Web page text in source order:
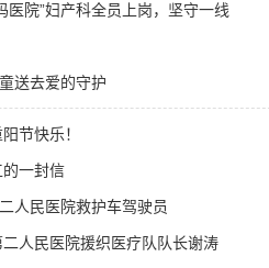
院”妇产科全员上岗，坚守一线
送去爱的守护
节快乐！
一封信
人民医院救护车驾驶员
人民医院援织医疗队队长谢涛